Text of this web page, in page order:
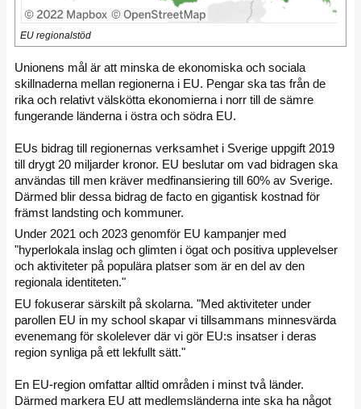
EU regionalstöd
Unionens mål är att minska de ekonomiska och sociala
skillnaderna mellan regionerna i EU. Pengar ska tas från de
rika och relativt välskötta ekonomierna i norr till de sämre
fungerande länderna i östra och södra EU.
EUs bidrag till regionernas verksamhet i Sverige uppgift 2019
till drygt 20 miljarder kronor. EU beslutar om vad bidragen ska
användas till men kräver medfinansiering till 60% av Sverige.
Därmed blir dessa bidrag de facto en gigantisk kostnad för
främst landsting och kommuner.
Under 2021 och 2023 genomför EU kampanjer med
"hyperlokala inslag och glimten i ögat och positiva upplevelser
och aktiviteter på populära platser som är en del av den
regionala identiteten."
EU fokuserar särskilt på skolarna. "Med aktiviteter under
parollen EU in my school skapar vi tillsammans minnesvärda
evenemang för skolelever där vi gör EU:s insatser i deras
region synliga på ett lekfullt sätt."
En EU-region omfattar alltid områden i minst två länder.
Därmed markera EU att medlemsländerna inte ska ha något